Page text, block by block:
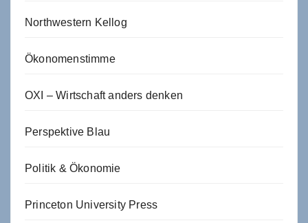
Northwestern Kellog
Ökonomenstimme
OXI – Wirtschaft anders denken
Perspektive Blau
Politik & Ökonomie
Princeton University Press